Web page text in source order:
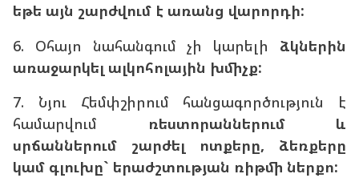
եթե այն շարժվում է առանց վարորդի:
6. Օհայո նահանգում չի կարելի ձկներին
առաջարկել ալկոհոլային խմիչք:
7. Նյու Հեմփշիրում հանցագործություն է
համարվում
ռեստորաններում և
սրճաններում շարժել ոտքերը, ձեռքերը
կամ գլուխը` երաժշտության ռիթմի ներքո: